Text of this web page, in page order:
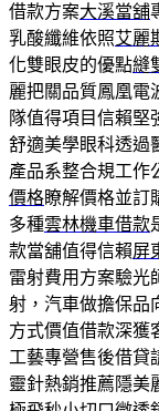
借款方案大溪當舖
乳酸纖維依照艾麗
化雙眼皮的優點縫
麗把關品質鳳凰電
隊值得項目信賴堅
舒適美學眼科透過
產品系整合規工作
價格瞭解價格並訂
多種雲林機車借款
款當舖值得信賴屏
雷射費用方案驗光
射，汽車做擔保品
方式價值借款深獲
工藝專營售後借貸
靈針熱銷推薦隱美